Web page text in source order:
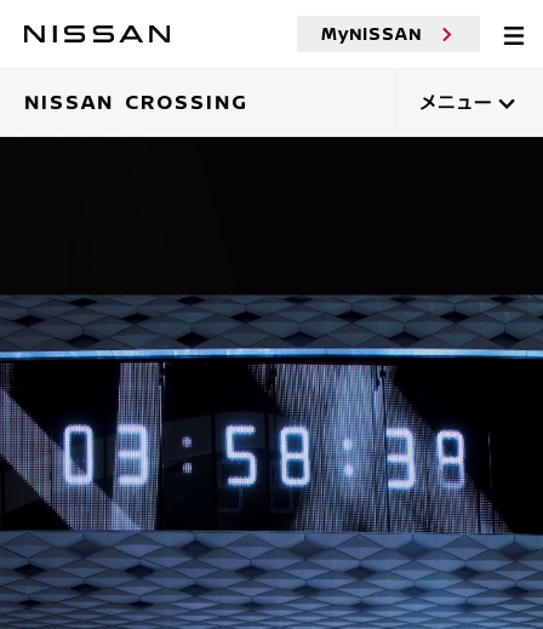
MyNISSAN
NISSAN CROSSING メニュー